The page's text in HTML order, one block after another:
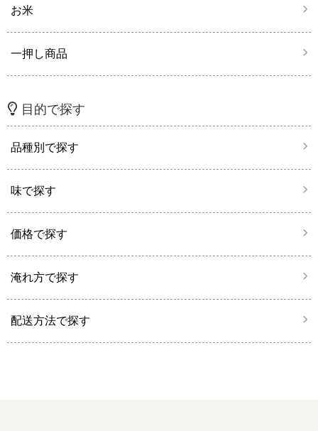
お米
一押し商品
目的で探す
品種別で探す
味で探す
価格で探す
淹れ方で探す
配送方法で探す